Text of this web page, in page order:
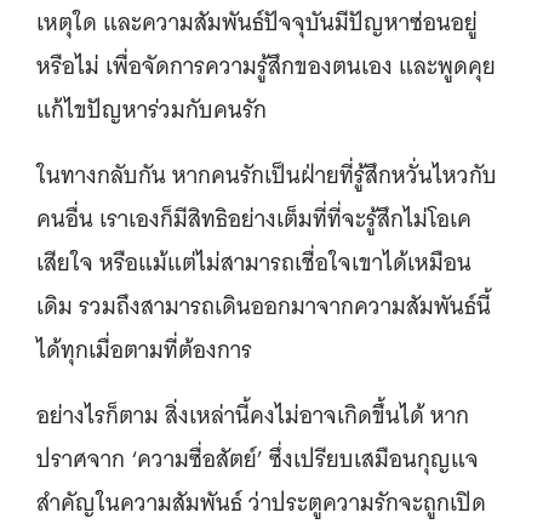
เหตุใด และความสัมพันธ์ปัจจุบันมีปัญหาซ่อนอยู่
หรือไม่ เพื่อจัดการความรู้สึกของตนเอง และพูดคุย
แก้ไขปัญหาร่วมกับคนรัก
ในทางกลับกัน หากคนรักเป็นฝ่ายที่รู้สึกหวั่นไหวกับ
คนอื่น เราเองก็มีสิทธิอย่างเต็มที่ที่จะรู้สึกไม่โอเค
เสียใจ หรือแม้แต่ไม่สามารถเชื่อใจเขาได้เหมือน
เดิม รวมถึงสามารถเดินออกมาจากความสัมพันธ์นี้
ได้ทุกเมื่อตามที่ต้องการ
อย่างไรก็ตาม สิ่งเหล่านี้คงไม่อาจเกิดขึ้นได้ หาก
ปราศจาก ‘ความซื่อสัตย์’ ซึ่งเปรียบเสมือนกุญแจ
สำคัญในความสัมพันธ์ ว่าประตูความรักจะถูกเปิด